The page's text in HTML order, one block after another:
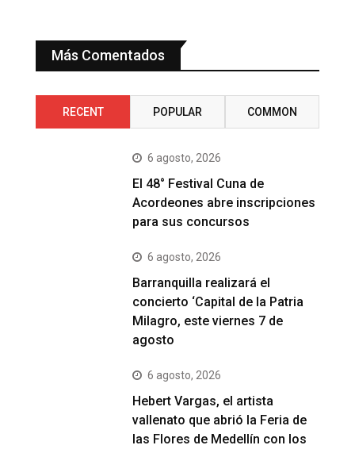
Más Comentados
RECENT POPULAR COMMON
6 agosto, 2026
El 48° Festival Cuna de
Acordeones abre inscripciones
para sus concursos
6 agosto, 2026
Barranquilla realizará el
concierto ‘Capital de la Patria
Milagro, este viernes 7 de
agosto
6 agosto, 2026
Hebert Vargas, el artista
vallenato que abrió la Feria de
las Flores de Medellín con los